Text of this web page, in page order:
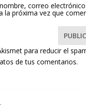
correo
la próxima vez que
para reducir el
de tus comentarios.